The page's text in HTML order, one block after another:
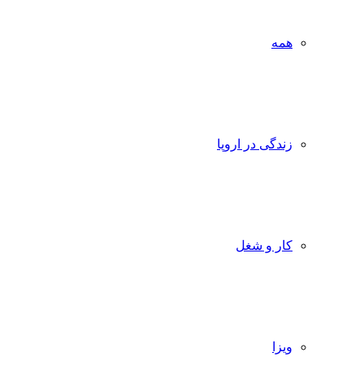
همه
زندگی در اروپا
کار و شغل
ویزا